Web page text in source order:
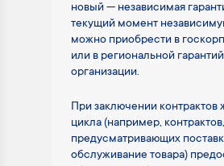
новый — независимая
текущий момент
можно приобрести в
или в региональной
организации.
При заключении контрактов
цикла (например, контрактов,
предусматривающих
обслуживание товара)